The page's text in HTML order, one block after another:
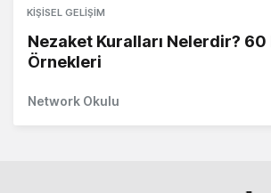
KIŞISEL GELIŞIM
Nezaket Kuralları Nelerdir? 60
Örnekleri
Network Okulu